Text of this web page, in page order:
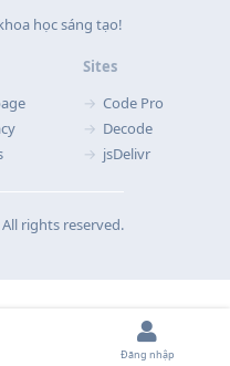
học sáng tạo!
Sites
Code Pro
Decode
jsDelivr
All rights reserved.
Đăng nhập